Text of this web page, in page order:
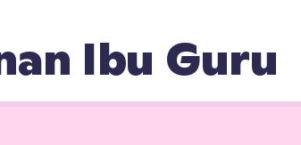
Ibu Guru